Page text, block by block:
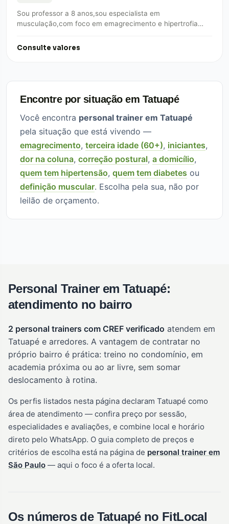
Sou professor a 8 anos,sou especialista em
musculação,com foco em emagrecimento e hipertrofia
Consulte valores
Encontre por situação em Tatuapé
Você encontra personal trainer em Tatuapé
pela situação que está vivendo —
emagrecimento, terceira idade (60+), iniciantes,
dor na coluna, correção postural, a domicílio,
quem tem hipertensão, quem tem diabetes ou
definição muscular. Escolha pela sua, não por
leilão de orçamento.
Personal Trainer em Tatuapé:
atendimento no bairro
2 personal trainers com CREF verificado atendem em
Tatuapé e arredores. A vantagem de contratar no
próprio bairro é prática: treino no condomínio, em
academia próxima ou ao ar livre, sem somar
deslocamento à rotina.
Os perfis listados nesta página declaram Tatuapé como
área de atendimento — confira preço por sessão,
especialidades e avaliações, e combine local e horário
direto pelo WhatsApp. O guia completo de preços e
critérios de escolha está na página de personal trainer em
São Paulo — aqui o foco é a oferta local.
Os números de Tatuapé no FitLocal